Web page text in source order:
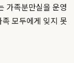
가족분만실을 운영
모두에게 잊지 못